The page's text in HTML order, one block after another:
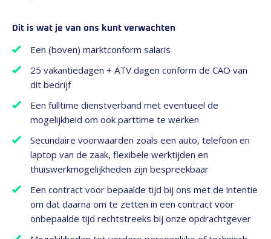
Dit is wat je van ons kunt verwachten
Een (boven) marktconform salaris
25 vakantiedagen + ATV dagen conform de CAO van
dit bedrijf
Een fulltime dienstverband met eventueel de
mogelijkheid om ook parttime te werken
Secundaire voorwaarden zoals een auto, telefoon en
laptop van de zaak, flexibele werktijden en
thuiswerkmogelijkheden zijn bespreekbaar
Een contract voor bepaalde tijd bij ons met de intentie
om dat daarna om te zetten in een contract voor
onbepaalde tijd rechtstreeks bij onze opdrachtgever